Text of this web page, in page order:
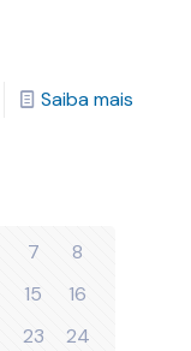
Saiba mais
7
8
15
16
23
24